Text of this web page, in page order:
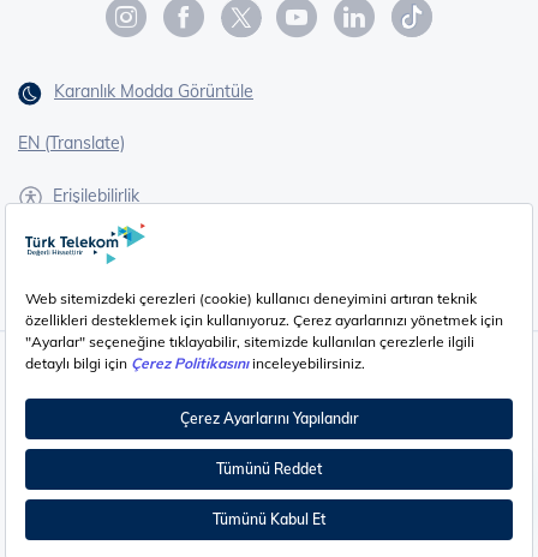
Karanlık Modda Görüntüle
EN (Translate)
Erişilebilirlik
İşaret Dili Çevirisi
Çerez Ayarları